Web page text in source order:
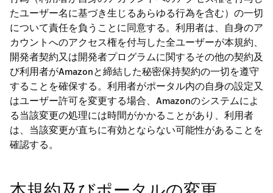
たユーザー名に基づき生じるあらゆる行為を含む）の一切
について責任を負うことに同意する。利用者は、自身のア
カウントへのアクセス権を付与した全ユーザーが本規約、
開発者契約又は開発者プログラムに関するその他の契約及
び利用者がAmazonと締結した秘密保持契約の一切を遵守
することを確保する。利用者がポータル内の自身の設定又
はユーザー許可を変更する場合、Amazonのシステムによ
る当該変更の処理には時間がかかることがあり、利用者
は、当該変更が直ちに有効とならない可能性があることを
確認する。